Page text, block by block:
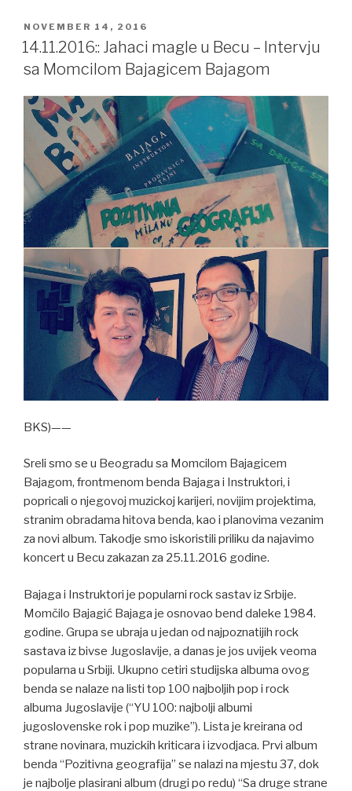
c
e
b
o
o
k
tt
er
ail
e
POSTED
ON
NOVEMBER 14, 2016
14.11.2016:: Jahaci magle u Becu – Intervju
sa Momcilom Bajagicem Bajagom
BKS)——
Sreli smo se u Beogradu sa Momcilom Bajagicem
Bajagom, frontmenom benda Bajaga i Instruktori, i
popricali o njegovoj muzickoj karijeri, novijim projektima,
stranim obradama hitova benda, kao i planovima vezanim
za novi album. Takodje smo iskoristili priliku da najavimo
koncert u Becu zakazan za 25.11.2016 godine.
Bajaga i Instruktori je popularni rock sastav iz Srbije.
Momčilo Bajagić Bajaga je osnovao bend daleke 1984.
godine. Grupa se ubraja u jedan od najpoznatijih rock
sastava iz bivse Jugoslavije, a danas je jos uvijek veoma
popularna u Srbiji. Ukupno cetiri studijska albuma ovog
benda se nalaze na listi top 100 najboljih pop i rock
albuma Jugoslavije (“YU 100: najbolji albumi
jugoslovenske rok i pop muzike”). Lista je kreirana od
strane novinara, muzickih kriticara i izvodjaca. Prvi album
benda “Pozitivna geografija” se nalazi na mjestu 37, dok
je najbolje plasirani album (drugi po redu) “Sa druge strane